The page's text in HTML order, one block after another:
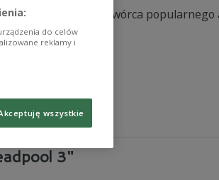
Krisel - współtwórca
3"
do celów
reklamy i
wszystkie